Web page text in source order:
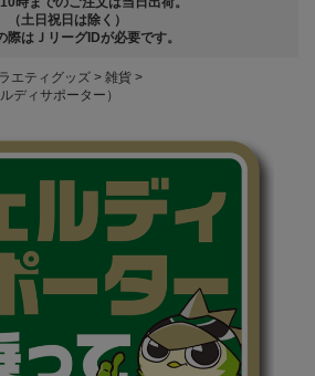
（土日祝日は除く）
際はＪリーグIDが必要です。
エティグッズ
雑貨
ディサポーター）